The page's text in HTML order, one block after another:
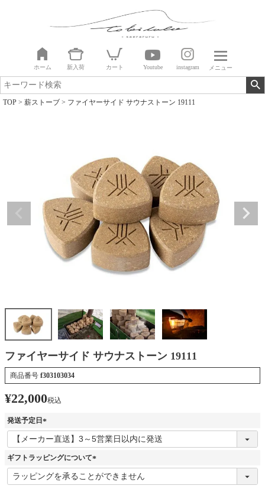
ホーム 新入荷 カート Youtube instagram メニュー
TOP 薪ストーブ ファイヤーサイド サウナストーン 19111
ファイヤーサイド サウナストーン 19111
商品番号 f303103034
¥22,000税込
発送予定日
(
必
須
ギフトラッピングについて
(
必